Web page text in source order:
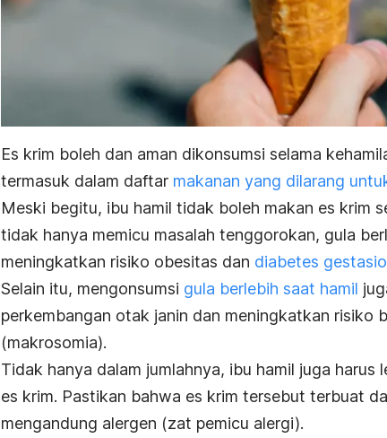
Es krim boleh dan aman dikonsumsi selama
termasuk dalam daftar makanan yang dilarang
Meski begitu, ibu hamil tidak boleh makan es krim
tidak hanya memicu masalah tenggorokan, gula
meningkatkan risiko obesitas dan diabetes
Selain itu, mengonsumsi gula berlebih saat hamil
perkembangan otak janin dan meningkatkan risiko
(makrosomia).
Tidak hanya dalam jumlahnya, ibu hamil juga
es krim. Pastikan bahwa es krim tersebut terbuat
mengandung alergen (zat pemicu alergi).